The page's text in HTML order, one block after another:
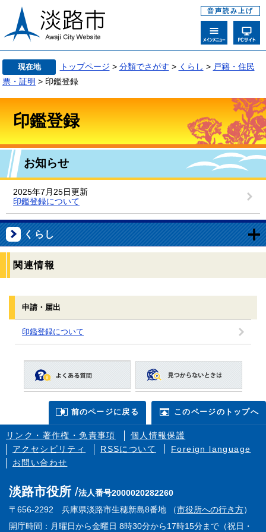
音声読み上げ
現在地 トップページ > 分類でさがす > くらし > 戸籍・住民
票・証明 > 印鑑登録
印鑑登録
お知らせ
2025年7月25日更新
印鑑登録について
くらし
関連情報
申請・届出
印鑑登録について
前のページに戻る このページのトップへ
リンク・著作権・免責事項
個人情報保護
アクセシビリティ
RSSについて
Foreign language
お問い合わせ
淡路市役所
法人番号2000020282260
〒656-2292 兵庫県淡路市生穂新島8番地 （市役所への行き方）
開庁時間：月曜日から金曜日 8時30分から17時15分まで（祝日・